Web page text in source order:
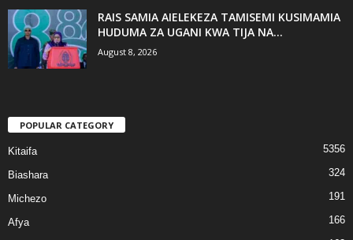
RAIS SAMIA AIELEKEZA TAMISEMI KUSIMAMIA
HUDUMA ZA UGANI KWA TIJA NA...
August 8, 2026
POPULAR CATEGORY
Kitaifa 5356
Biashara 324
Michezo 191
Afya 166